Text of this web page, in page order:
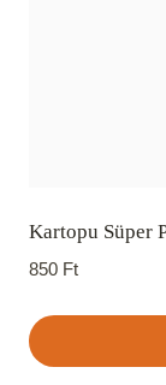
Kartopu Süper
850 Ft